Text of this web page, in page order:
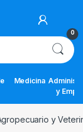
0
Medicina
y
y